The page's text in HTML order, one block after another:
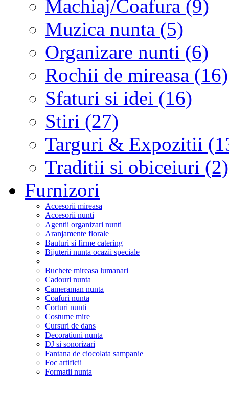
Machiaj/Coafura (9)
Muzica nunta (5)
Organizare nunti (6)
Rochii de mireasa (16)
Sfaturi si idei (16)
Stiri (27)
Targuri & Expozitii
Traditii si obiceiuri (2)
Furnizori
Accesorii mireasa
Accesorii nunti
Agentii organizari nunti
Aranjamente florale
Bauturi si firme catering
Bijuterii nunta ocazii speciale
Buchete mireasa lumanari
Cadouri nunta
Cameraman nunta
Coafuri nunta
Corturi nunti
Costume mire
Cursuri de dans
Decoratiuni nunta
DJ si sonorizari
Fantana de ciocolata sampanie
Foc artificii
Formatii nunta